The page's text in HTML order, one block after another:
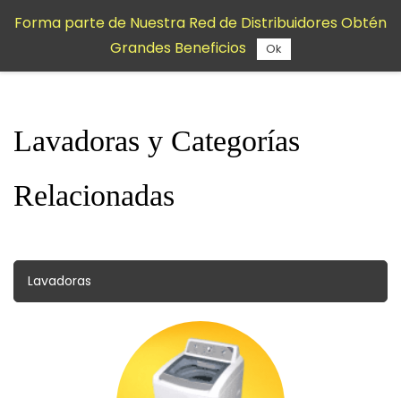
contenido
Lavadoras y Categorías
Relacionadas
Lavadoras
Forma parte de Nuestra Red de Distribuidores Obtén
Grandes Beneficios
Ok